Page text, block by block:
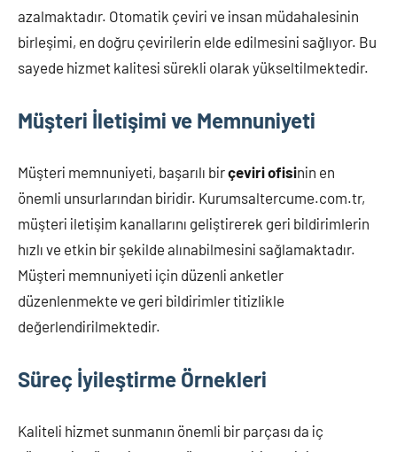
azalmaktadır. Otomatik çeviri ve insan müdahalesinin
birleşimi, en doğru çevirilerin elde edilmesini sağlıyor. Bu
sayede hizmet kalitesi sürekli olarak yükseltilmektedir.
Müşteri İletişimi ve Memnuniyeti
Müşteri memnuniyeti, başarılı birçeviri ofisinin en
önemli unsurlarından biridir. Kurumsaltercume.com.tr,
müşteri iletişim kanallarını geliştirerek geri bildirimlerin
hızlı ve etkin bir şekilde alınabilmesini sağlamaktadır.
Müşteri memnuniyeti için düzenli anketler
düzenlenmekte ve geri bildirimler titizlikle
değerlendirilmektedir.
Süreç İyileştirme Örnekleri
Kaliteli hizmet sunmanın önemli bir parçası da iç